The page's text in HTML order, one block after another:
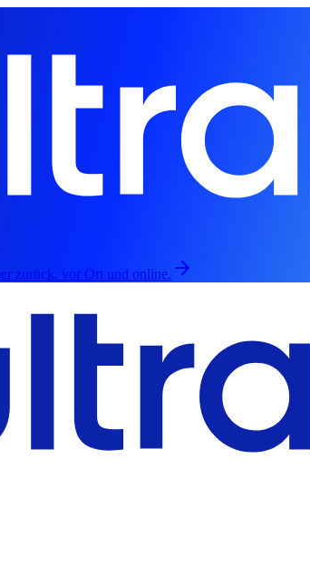
zurück, vor Ort und online.